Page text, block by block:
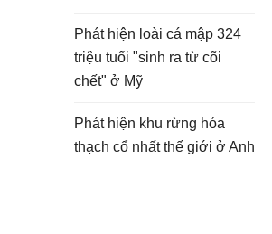
Phát hiện loài cá mập 324
triệu tuổi "sinh ra từ cõi
chết" ở Mỹ
Phát hiện khu rừng hóa
thạch cổ nhất thế giới ở Anh